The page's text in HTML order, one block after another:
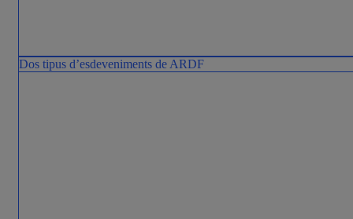
Dos tipus d’esdeveniments de ARDF